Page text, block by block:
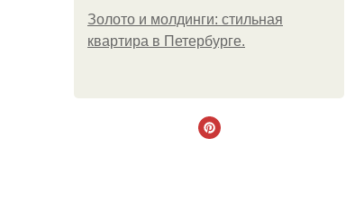
Золото и молдинги: стильная
квартира в Петербурге.